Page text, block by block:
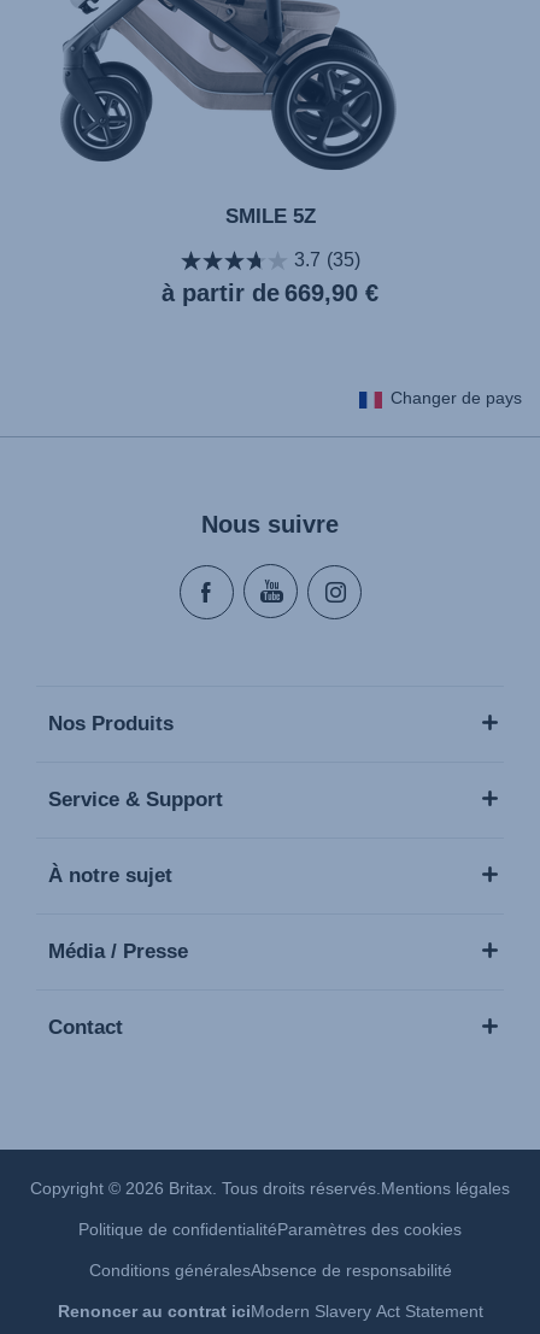
SMILE 5Z
3.7 (35)
à partir dePrix
669,90 €
Changer de pays
Nous suivre
Nos Produits
Service & Support
À notre sujet
Média / Presse
Contact
Copyright © 2026 Britax. Tous droits réservés. Mentions légales
Politique de confidentialitéParamètres des cookies
Conditions généralesAbsence de responsabilité
Renoncer au contrat iciModern Slavery Act Statement